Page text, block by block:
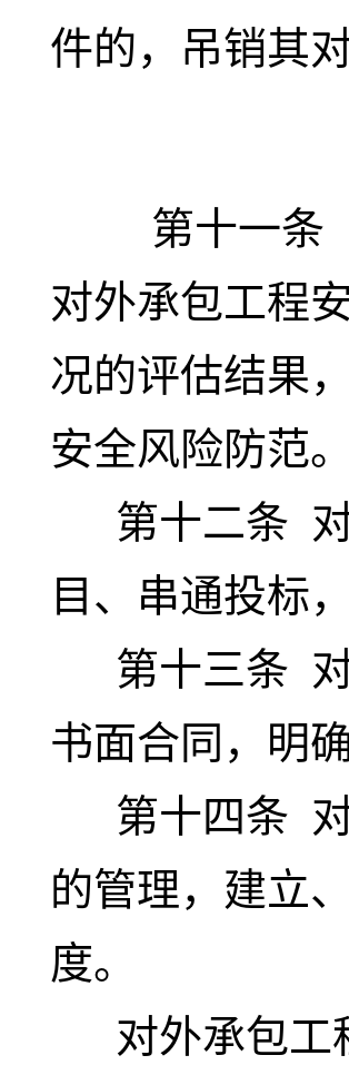
件的，吊销其
第十一条
对外承包工程
况的评估结果
安全风险防范。
第十二条
目、串通投标
第十三条
书面合同，明
第十四条
的管理，建立
度。
对外承包工